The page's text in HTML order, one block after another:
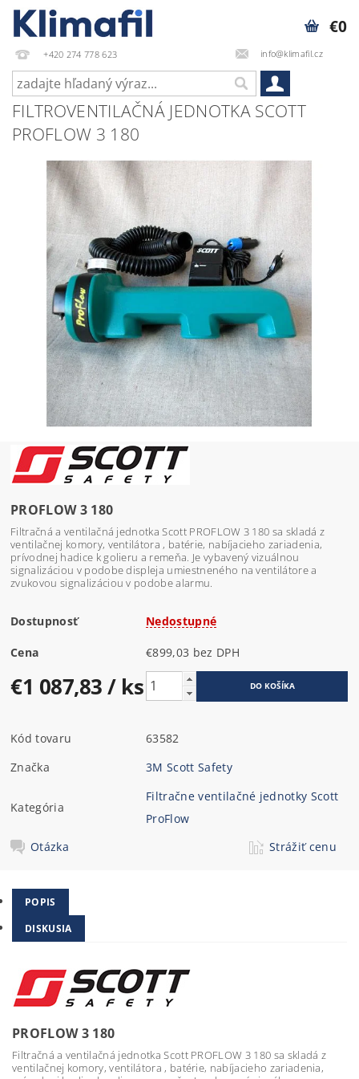
+420 274 778 623 info@klimafil.cz
€0
FILTROVENTILAČNÁ JEDNOTKA SCOTT
PROFLOW 3 180
PROFLOW 3 180
Filtračná a ventilačná jednotka Scott PROFLOW 3 180 sa skladá z
ventilačnej komory, ventilátora , batérie, nabíjacieho zariadenia,
prívodnej hadice k golieru a remeňa. Je vybavený vizuálnou
signalizáciou v podobe displeja umiestneného na ventilátore a
zvukovou signalizáciou v podobe alarmu.
Dostupnosť Nedostupné
Cena €899,03 bez DPH
€1 087,83/ ks
Kód tovaru
63582
Značka
3M Scott Safety
Kategória
Filtračne ventilačné jednotky Scott
ProFlow
Otázka
Strážiť cenu
POPIS
DISKUSIA
PROFLOW 3 180
Filtračná a ventilačná jednotka Scott PROFLOW 3 180 sa skladá z
ventilačnej komory, ventilátora , batérie, nabíjacieho zariadenia,